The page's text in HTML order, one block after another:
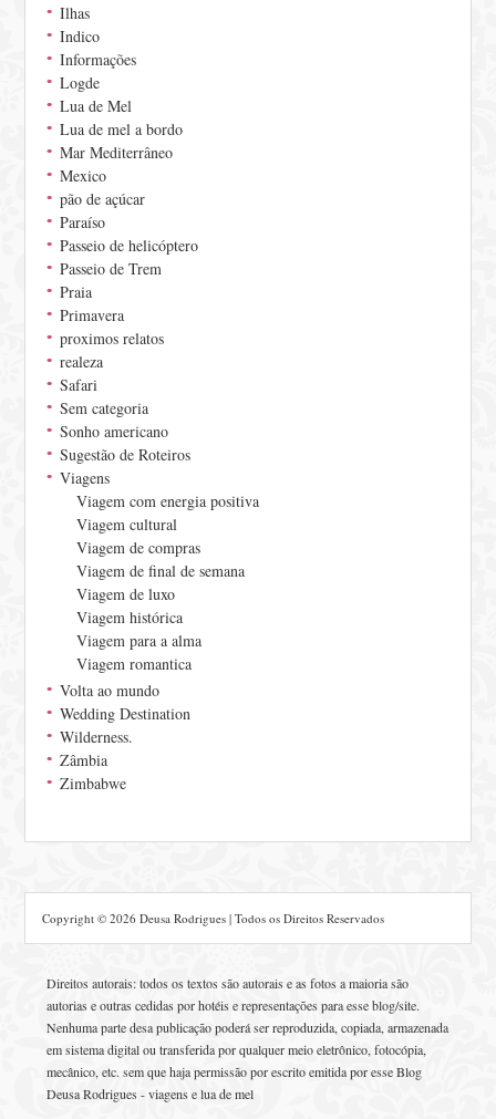
Ilhas
Indico
Informações
Logde
Lua de Mel
Lua de mel a bordo
Mar Mediterrâneo
Mexico
pão de açúcar
Paraíso
Passeio de helicóptero
Passeio de Trem
Praia
Primavera
proximos relatos
realeza
Safari
Sem categoria
Sonho americano
Sugestão de Roteiros
Viagens
Viagem com energia positiva
Viagem cultural
Viagem de compras
Viagem de final de semana
Viagem de luxo
Viagem histórica
Viagem para a alma
Viagem romantica
Volta ao mundo
Wedding Destination
Wilderness.
Zâmbia
Zimbabwe
Copyright © 2026 Deusa Rodrigues | Todos os Direitos Reservados
Direitos autorais: todos os textos são autorais e as fotos a maioria são
autorias e outras cedidas por hotéis e representações para esse blog/site.
Nenhuma parte desa publicação poderá ser reproduzida, copiada, armazenada
em sistema digital ou transferida por qualquer meio eletrônico, fotocópia,
mecânico, etc. sem que haja permissão por escrito emitida por esse Blog
Deusa Rodrigues - viagens e lua de mel